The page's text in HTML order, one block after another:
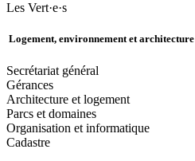
Les Vert·e·s
Logement, environnement et architecture
Secrétariat général
Gérances
Architecture et logement
Parcs et domaines
Organisation et informatique
Cadastre